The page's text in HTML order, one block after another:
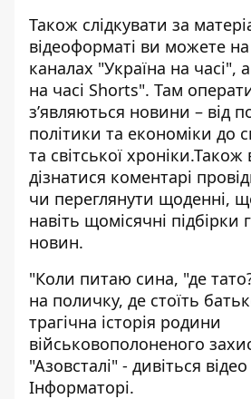
Також слідкувати за
відеоформаті ви можете
каналах "Україна на часі",
на часі Shorts". Там
зʼявляються новини – від
політики та економіки до
та світської
дізнатися коментарі
чи переглянути щоденні,
навіть щомісячні підбірки
новин.
"Коли питаю сина, "де
на поличку, де стоїть
трагічна історія родини
військовополоненого
"Азовсталі" - дивіться
Інформаторі.